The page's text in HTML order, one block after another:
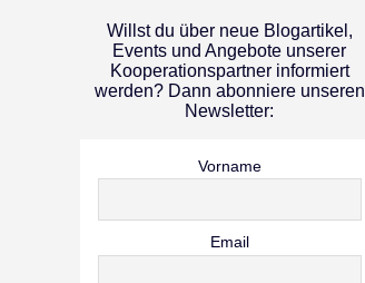
Willst du über neue Blogartikel,
Events und Angebote unserer
Kooperationspartner informiert
werden? Dann abonniere unseren
Newsletter:
Vorname
Email